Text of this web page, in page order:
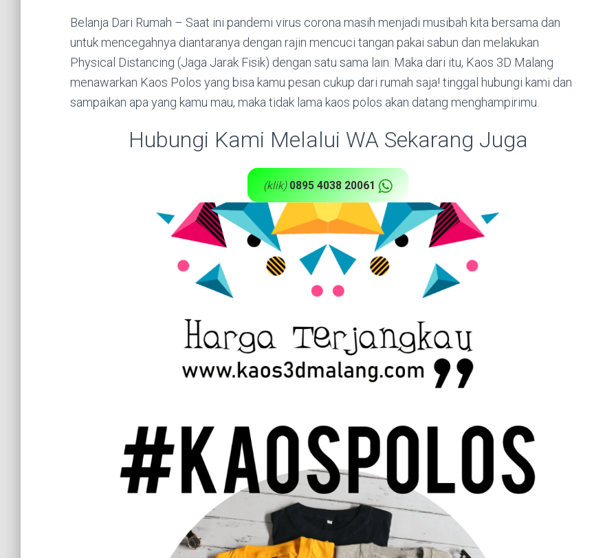
Belanja Dari Rumah – Saat ini pandemi virus corona masih menjadi musibah kita bersama dan
untuk mencegahnya diantaranya dengan rajin mencuci tangan pakai sabun dan melakukan
Physical Distancing (Jaga Jarak Fisik) dengan satu sama lain. Maka dari itu, Kaos 3D Malang
menawarkan Kaos Polos yang bisa kamu pesan cukup dari rumah saja! tinggal hubungi kami dan
sampaikan apa yang kamu mau, maka tidak lama kaos polos akan datang menghampirimu.
Hubungi Kami Melalui WA Sekarang Juga
(klik) 0895 4038 20061